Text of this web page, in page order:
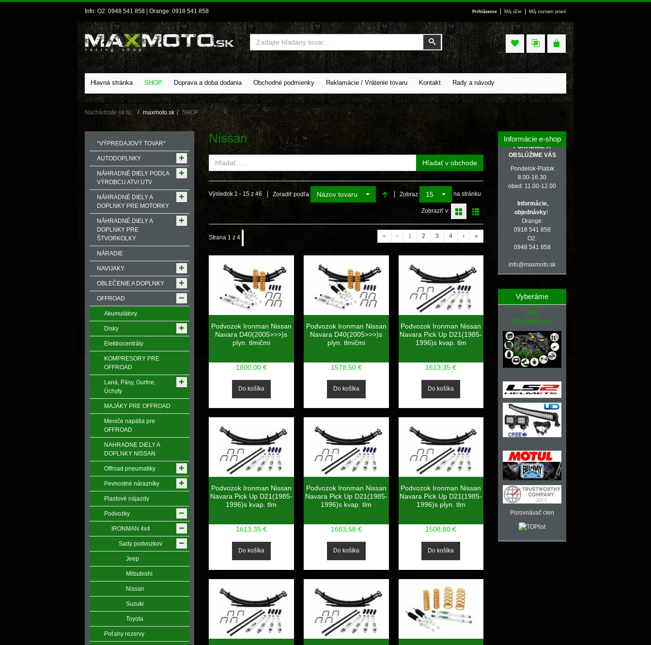
Info: O2: 0948 541 858 | Orange: 0918 541 858 Prihlásenie Môj účet Môj zoznam prianí
Vyhľadať
Vyhľadať
Hlavná stránka SHOP Doprava a doba dodania Obchodné podmienky Reklamácie / Vrátenie tovaru Kontakt Rady a návody
Nachádzate sa tu: maxmoto.sk SHOP
Nissan
Hľadať v obchode
Výsledok 1 - 15 z 46 Zoradiť podľa Názov tovaru Zobraz 15 na stránku
Zobraziť v:
Strana 1 z 4 « ‹ 1 2 3 4 › »
Podvozok Ironman Nissan
Navara D40(2005>>>)s
plyn. tlmičmi
1800,00 €
Podvozok Ironman Nissan
Navara D40(2005>>>)s
plyn. tlmičmi
1578,50 €
Podvozok Ironman Nissan
Navara Pick Up D21(1985-
1996)s kvap. tlm
1613,35 €
Podvozok Ironman Nissan
Navara Pick Up D21(1985-
1996)s kvap. tlm
1613,35 €
Podvozok Ironman Nissan
Navara Pick Up D21(1985-
1996)s kvap. tlm
1663,58 €
Podvozok Ironman Nissan
Navara Pick Up D21(1985-
1996)s plyn. tlm
1508,80 €
*VÝPREDAJOVÝ TOVAR*
AUTODOPLNKY
NÁHRADNÉ DIELY PODĽA
VÝROBCU ATV/ UTV
NÁHRADNÉ DIELY A
DOPLNKY PRE MOTORKY
NÁHRADNÉ DIELY A
DOPLNKY PRE
ŠTVORKOLKY
NÁRADIE
NAVIJAKY
OBLEČENIE A DOPLNKY
OFFROAD
Akumulátory
Disky
Elektrocentrály
KOMPRESORY PRE
OFFROAD
Laná, Pásy, Gurtne,
Úchyty
MAJÁKY PRE OFFROAD
Meniče napӓtia pre
OFFROAD
NAHRADNE DIELY A
DOPLNKY NISSAN
Offroad pneumatiky
Pevnostné nárazníky
Plastové nájazdy
Podvozky
IRONMAN 4x4
Sady podvozkov
Jeep
Mitsubishi
Nissan
Suzuki
Toyota
Poťahy rezervy
Informácie e-shop
PORADÍME A
OBSLÚŽIME VÁS
Pondelok-Piatok
8.00-16.30
obed: 11.00-12.00
Informácie,
objednávky:
Orange:
0918 541 858
O2:
0948 541 858
info@maxmoto.sk
Vyberáme
NÁHRADNÉ DIELY
PRE
ŠTVORKOLKY
Porovnávač cien